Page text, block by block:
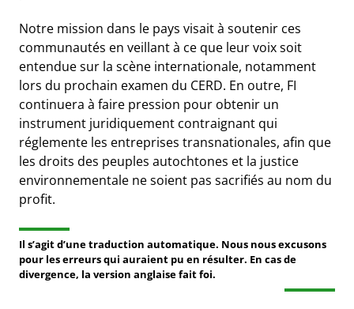
Notre mission dans le pays visait à soutenir ces
communautés en veillant à ce que leur voix soit
entendue sur la scène internationale, notamment
lors du prochain examen du CERD. En outre, FI
continuera à faire pression pour obtenir un
instrument juridiquement contraignant qui
réglemente les entreprises transnationales, afin que
les droits des peuples autochtones et la justice
environnementale ne soient pas sacrifiés au nom du
profit.
Il s’agit d’une traduction automatique. Nous nous excusons
pour les erreurs qui auraient pu en résulter. En cas de
divergence, la version anglaise fait foi.